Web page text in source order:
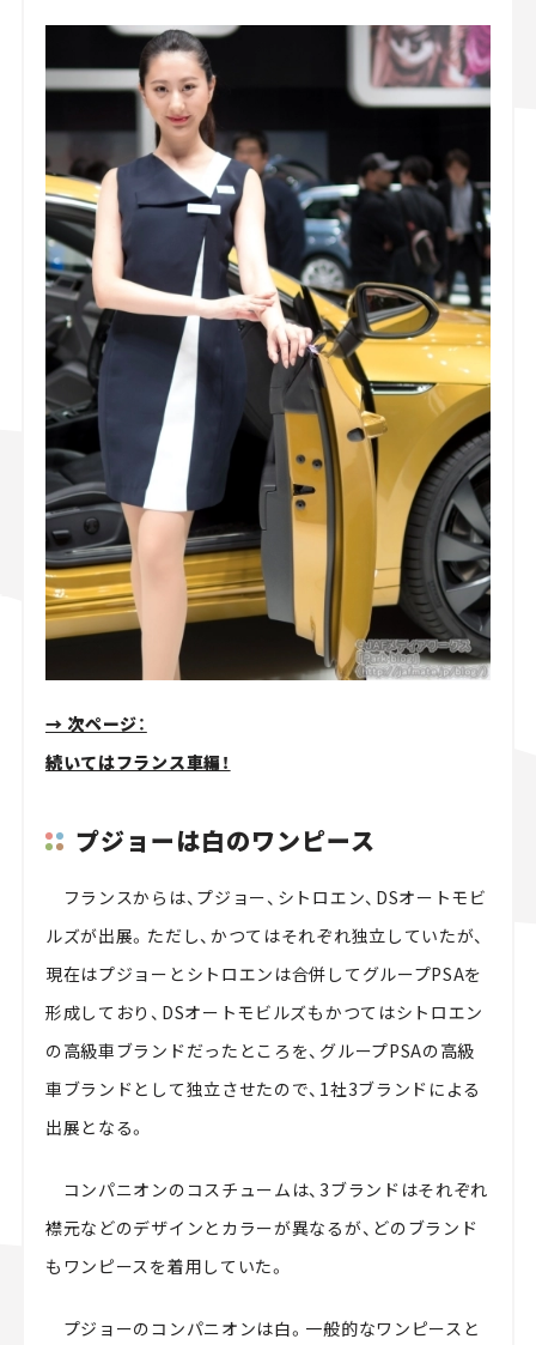
→ 次ページ：
続いてはフランス車編！
プジョーは白のワンピース
フランスからは、プジョー、シトロエン、DSオートモビ
ルズが出展。ただし、かつてはそれぞれ独立していたが、
現在はプジョーとシトロエンは合併してグループPSAを
形成しており、DSオートモビルズもかつてはシトロエン
の高級車ブランドだったところを、グループPSAの高級
車ブランドとして独立させたので、1社3ブランドによる
出展となる。
コンパニオンのコスチュームは、3ブランドはそれぞれ
襟元などのデザインとカラーが異なるが、どのブランド
もワンピースを着用していた。
プジョーのコンパニオンは白。一般的なワンピースと